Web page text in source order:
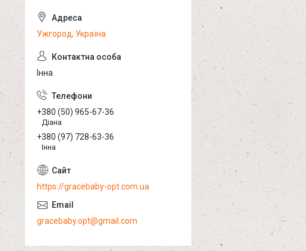
Ужгород, Україна
Інна
+380 (50) 965-67-36
Діана
+380 (97) 728-63-36
Інна
https://gracebaby-opt.com.ua
gracebaby.opt@gmail.com